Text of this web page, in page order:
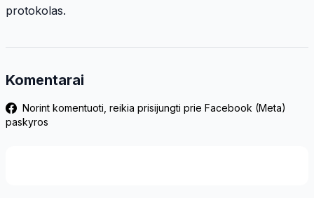
protokolas.
Komentarai
Norint komentuoti, reikia prisijungti prie Facebook (Meta)
paskyros